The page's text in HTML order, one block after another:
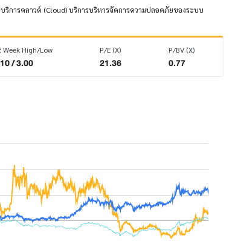
ริการคลาวด์ (Cloud) บริการบริหารจัดการความปลอดภัยของระบบ
Week High/Low
/ 3.00
P/E (X)
21.36
P/BV (X)
0.77